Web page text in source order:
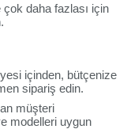
daha fazlası için
içinden, bütçenize
sipariş edin.
müşteri
modelleri uygun